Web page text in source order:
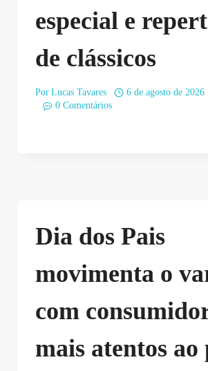
especial e
de clássicos
Por Lucas Tavares
6 de agosto de 2026
0 Comentários
Dia dos Pais
movimenta o
com
mais atentos